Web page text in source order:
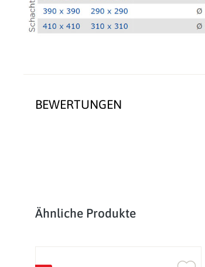
BEWERTUNGEN
Produktgalerie überspringen
Ähnliche Produkte